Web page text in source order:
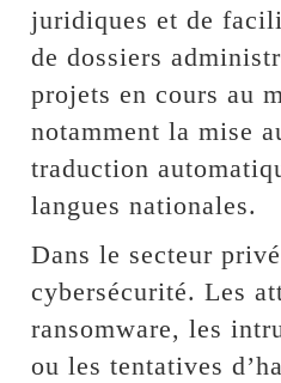
juridiques et de
de dossiers
projets en cours au
notamment la mise
traduction
langues nationales.
Dans le secteur
cybersécurité. Les
ransomware, les
ou les tentatives